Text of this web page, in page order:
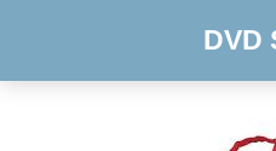
DVD